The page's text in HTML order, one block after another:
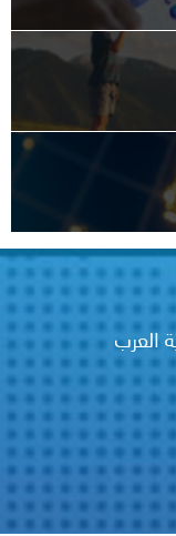
العرب